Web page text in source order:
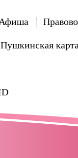
Афиша
Пушкинская карта